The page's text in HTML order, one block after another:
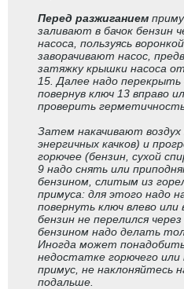
Перед разжиганием
заливают в бачок бензин
насоса, пользуясь
заворачивают насос,
затяжку крышки насоса
15. Далее надо перекрыть
повернув ключ 13 вправо
проверить
Затем накачивают воздух
энергичных качков) и
горючее (бензин, сухой
9 надо снять или
бензином, слитым из
примуса: для этого надо
повернуть ключ влево или
бензин не перелился
бензином надо делать
Иногда может
недостатке горючего или
примус, не наклоняйтесь
подальше.